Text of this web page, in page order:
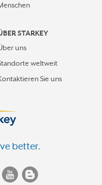
STARKEY
uns
weltweit
Sie uns
better.